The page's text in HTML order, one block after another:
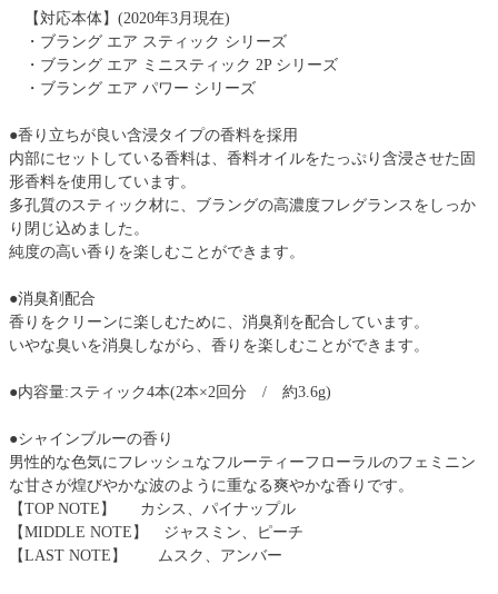
【対応本体】(2020年3月現在)
・ブラング エア スティック シリーズ
・ブラング エア ミニスティック 2P シリーズ
・ブラング エア パワー シリーズ
●香り立ちが良い含浸タイプの香料を採用
内部にセットしている香料は、香料オイルをたっぷり含浸させた固
形香料を使用しています。
多孔質のスティック材に、ブラングの高濃度フレグランスをしっか
り閉じ込めました。
純度の高い香りを楽しむことができます。
●消臭剤配合
香りをクリーンに楽しむために、消臭剤を配合しています。
いやな臭いを消臭しながら、香りを楽しむことができます。
●内容量:スティック4本(2本×2回分 / 約3.6g)
●シャインブルーの香り
男性的な色気にフレッシュなフルーティーフローラルのフェミニン
な甘さが煌びやかな波のように重なる爽やかな香りです。
【TOP NOTE】 カシス、パイナップル
【MIDDLE NOTE】 ジャスミン、ピーチ
【LAST NOTE】 ムスク、アンバー